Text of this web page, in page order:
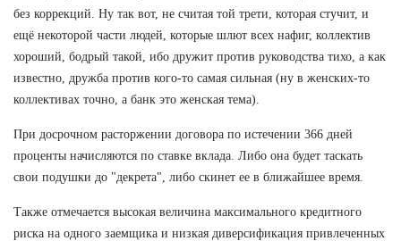
без коррекций. Ну так вот, не считая той трети, которая стучит, и
ещё некоторой части людей, которые шлют всех нафиг, коллектив
хороший, бодрый такой, ибо дружит против руководства тихо, а как
известно, дружба против кого-то самая сильная (ну в женских-то
коллективах точно, а банк это женская тема).
При досрочном расторжении договора по истечении 366 дней
проценты начисляются по ставке вклада. Либо она будет таскать
свои подушки до "декрета", либо скинет ее в ближайшее время.
Также отмечается высокая величина максимального кредитного
риска на одного заемщика и низкая диверсификация привлеченных